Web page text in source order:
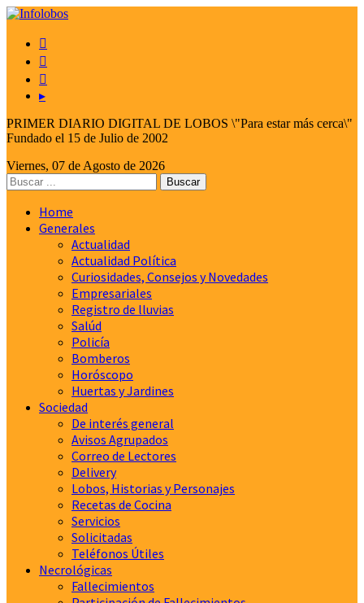



▸
PRIMER DIARIO DIGITAL DE LOBOS \"Para estar más cerca\"
Fundado el 15 de Julio de 2002
Viernes, 07 de Agosto de 2026
Home
Generales
Actualidad
Actualidad Política
Curiosidades, Consejos y Novedades
Empresariales
Registro de lluvias
Salúd
Policía
Bomberos
Horóscopo
Huertas y Jardines
Sociedad
De interés general
Avisos Agrupados
Correo de Lectores
Delivery
Lobos, Historias y Personajes
Recetas de Cocina
Servicios
Solicitadas
Teléfonos Útiles
Necrológicas
Fallecimientos